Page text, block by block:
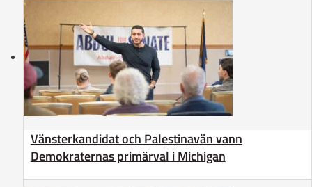
Vänsterkandidat och Palestinavän vann
Demokraternas primärval i Michigan